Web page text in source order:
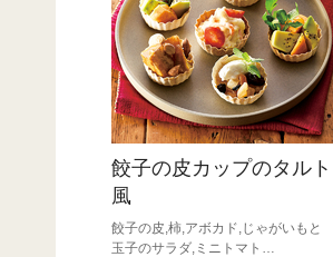
餃子の皮カップのタルト
風
餃子の皮,柿,アボカド,じゃがいもと
玉子のサラダ,ミニトマト…